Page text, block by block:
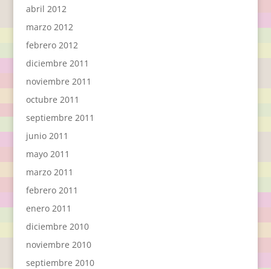
abril 2012
marzo 2012
febrero 2012
diciembre 2011
noviembre 2011
octubre 2011
septiembre 2011
junio 2011
mayo 2011
marzo 2011
febrero 2011
enero 2011
diciembre 2010
noviembre 2010
septiembre 2010